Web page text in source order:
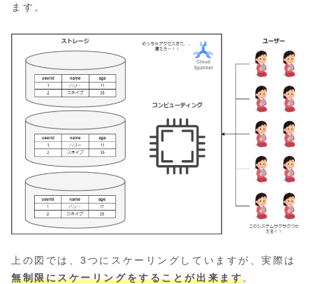
ます。
上の図では、3つにスケーリングしていますが、実際は
無制限にスケーリングをすることが出来ます。